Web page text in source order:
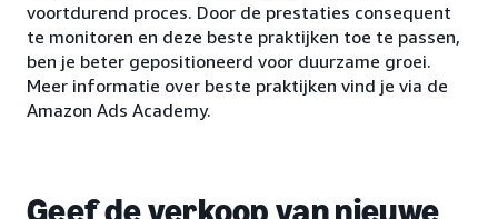
voortdurend proces. Door de prestaties consequent
te monitoren en deze beste praktijken toe te passen,
ben je beter gepositioneerd voor duurzame groei.
Meer informatie over beste praktijken vind je via de
Amazon Ads Academy.